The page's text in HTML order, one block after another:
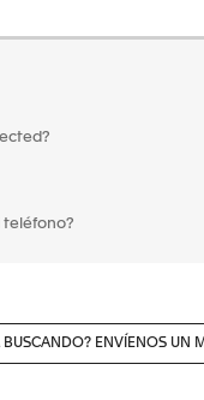
teléfono?
BUSCANDO? ENVÍENOS UN